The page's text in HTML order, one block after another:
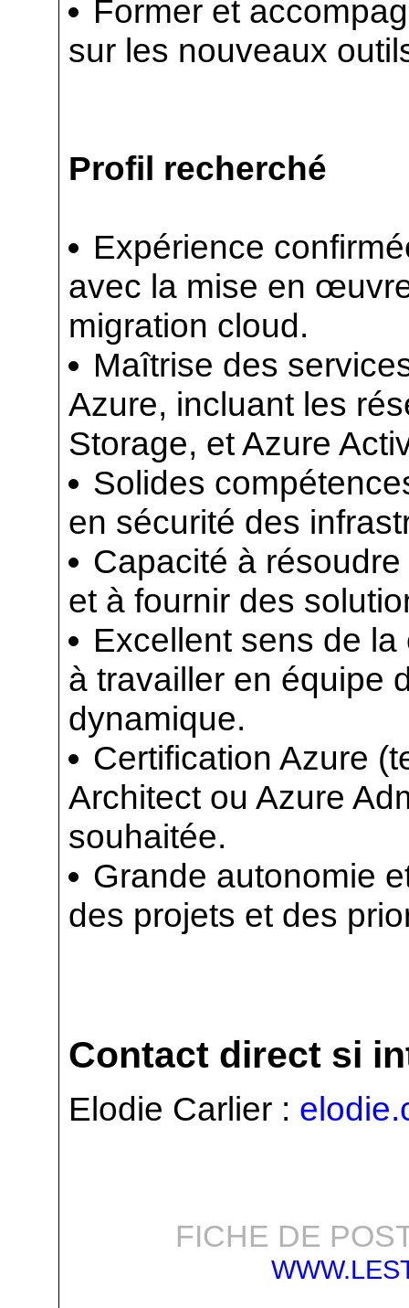
Former et
sur les nouveaux
Profil recherché
Expérience
avec la mise en
migration cloud.
Maîtrise des
Azure, incluant les
Storage, et Azure
Solides
en sécurité des
Capacité à
et à fournir des
Excellent sens de
à travailler en équipe
dynamique.
Certification Azure
Architect ou Azure
souhaitée.
Grande autonomie
des projets et des
Contact direct si
Elodie Carlier :
FICHE DE